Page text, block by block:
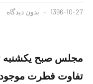
1396-10-27 بدون دیدگاه
تفاوت فطرت